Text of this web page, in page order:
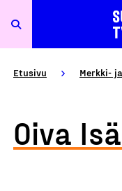
Etusivu Merkki-
Oiva